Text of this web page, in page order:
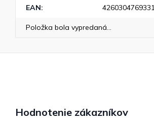
EAN: 4260304769331
Položka bola vypredaná…
Hodnotenie zákazníkov